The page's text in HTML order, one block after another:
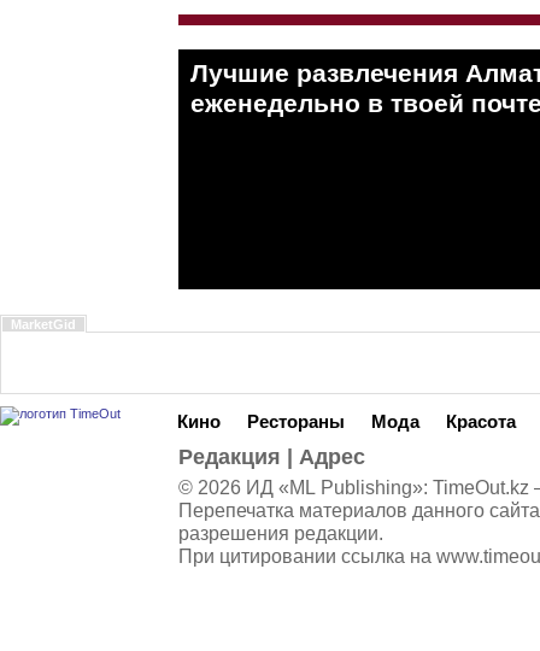
Лучшие развлечения
eженедельно в твоей
MarketGid
Кино Рестораны Мода Красота
Редакция Адрес
© 2026 ИД «ML Publishing»: TimeOut.kz
Перепечатка материалов данного
разрешения редакции.
При цитировании ссылка на